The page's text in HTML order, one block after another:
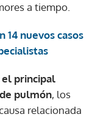
a tiempo.
14 nuevos casos
el principal
pulmón, los
relacionada